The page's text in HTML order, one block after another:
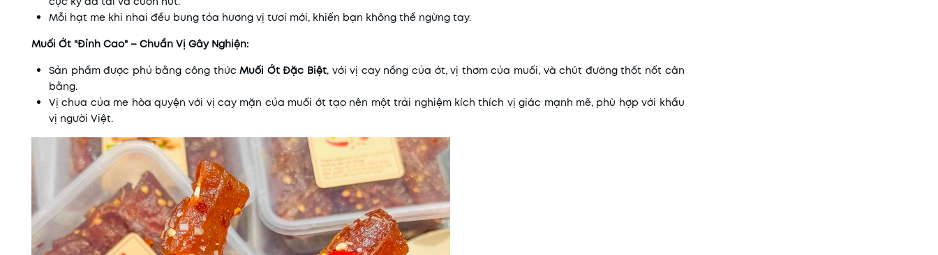
Mỗi hạt me khi nhai đều bung tỏa hương vị tươi mới, khiến bạn không thể ngừng tay.
Muối Ớt "Đỉnh Cao" – Chuẩn Vị Gây Nghiện:
Sản phẩm được phủ bằng công thứcMuối Ớt Đặc Biệt, với vị cay nồng của ớt, vị thơm của muối, và chút đường thốt nốt cân
bằng.
Vị chua của me hòa quyện với vị cay mặn của muối ớt tạo nên một trải nghiệm kích thích vị giác mạnh mẽ, phù hợp với khẩu
vị người Việt.